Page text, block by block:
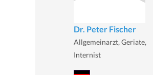
Dr. Peter Fischer
Allgemeinarzt, Geriate,
Internist